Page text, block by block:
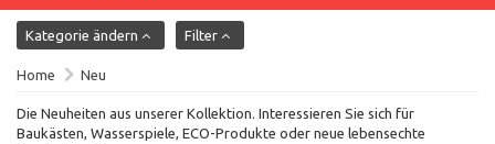
Kategorie ändern Filter
Home Neu
Die Neuheiten aus unserer Kollektion. Interessieren Sie sich für
Baukästen, Wasserspiele, ECO-Produkte oder neue lebensechte